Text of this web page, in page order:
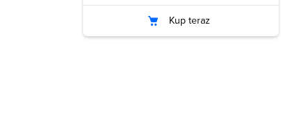
Kup teraz